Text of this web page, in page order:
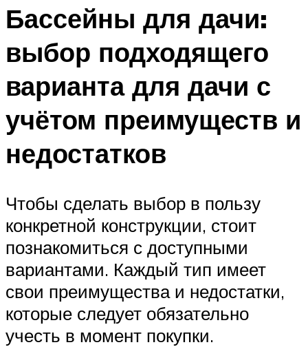
Бассейны для дачи:
выбор подходящего
варианта для дачи с
учётом преимуществ и
недостатков
Чтобы сделать выбор в пользу
конкретной конструкции, стоит
познакомиться с доступными
вариантами. Каждый тип имеет
свои преимущества и недостатки,
которые следует обязательно
учесть в момент покупки.